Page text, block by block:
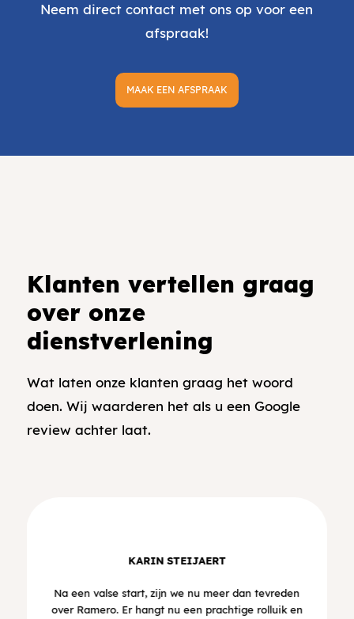
Neem direct contact met ons op voor een
afspraak!
MAAK EEN AFSPRAAK
Klanten vertellen graag
over onze
dienstverlening
Wat laten onze klanten graag het woord
doen. Wij waarderen het als u een Google
review achter laat.
KARIN STEIJAERT
Na een valse start, zijn we nu meer dan tevreden
over Ramero. Er hangt nu een prachtige rolluik en